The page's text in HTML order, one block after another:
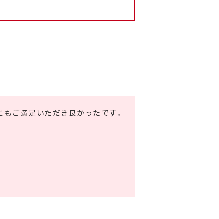
ご満足いただき良かったです。